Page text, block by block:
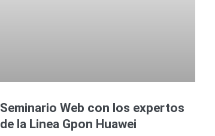
Seminario Web con los expertos
de la Linea Gpon Huawei